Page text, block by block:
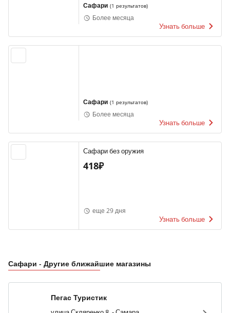
Сафари (1 результатов)
Более месяца
Узнать больше
Сафари (1 результатов)
Более месяца
Узнать больше
Сафари без оружия
418₽
еще 29 дня
Узнать больше
Сафари - Другие ближайшие магазины
Пегас Туристик